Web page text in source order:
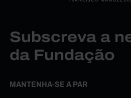
Subscreva a
da Fundação
MANTENHA-SE A PAR